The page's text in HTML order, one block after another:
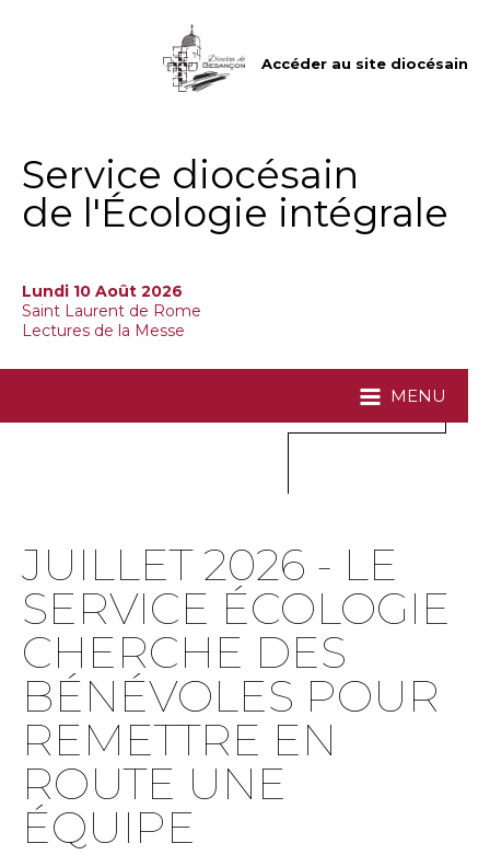
Accéder au site diocésain
Service diocésain
de l'Écologie intégrale
Lundi 10 Août 2026
Saint Laurent de Rome
Lectures de la Messe
MENU
JUILLET 2026 - LE
SERVICE ÉCOLOGIE
CHERCHE DES
BÉNÉVOLES POUR
REMETTRE EN
ROUTE UNE
ÉQUIPE